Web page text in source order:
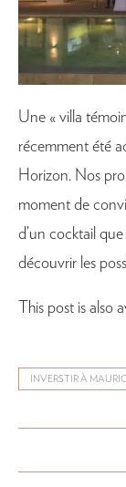
Une « villa
récemment été
Horizon. Nos
moment de
d’un cocktail
découvrir les
This post is also
INVERSTIR À